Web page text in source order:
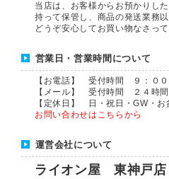
当店は、お客様からお預かりし
持って保管し、商品の発送業務
どうぞ安心してお買い物なさっ
営業日・営業時間について
【お電話】 受付時間 ９：０
【メール】 受付時間 ２４時
【定休日】 日・祝日・GW・お
お問い合わせはこちらから
運営会社について
ライオン屋 東神戸